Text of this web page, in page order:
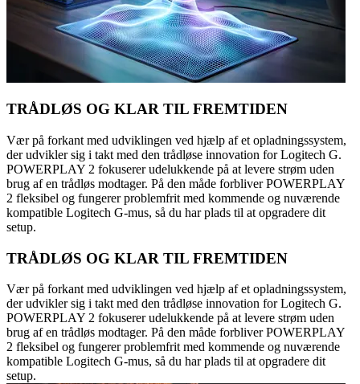
TRÅDLØS OG KLAR TIL FREMTIDEN
Vær på forkant med udviklingen ved hjælp af et opladningssystem,
der udvikler sig i takt med den trådløse innovation for Logitech G.
POWERPLAY 2 fokuserer udelukkende på at levere strøm uden
brug af en trådløs modtager. På den måde forbliver POWERPLAY
2 fleksibel og fungerer problemfrit med kommende og nuværende
kompatible Logitech G-mus, så du har plads til at opgradere dit
setup.
TRÅDLØS OG KLAR TIL FREMTIDEN
Vær på forkant med udviklingen ved hjælp af et opladningssystem,
der udvikler sig i takt med den trådløse innovation for Logitech G.
POWERPLAY 2 fokuserer udelukkende på at levere strøm uden
brug af en trådløs modtager. På den måde forbliver POWERPLAY
2 fleksibel og fungerer problemfrit med kommende og nuværende
kompatible Logitech G-mus, så du har plads til at opgradere dit
setup.